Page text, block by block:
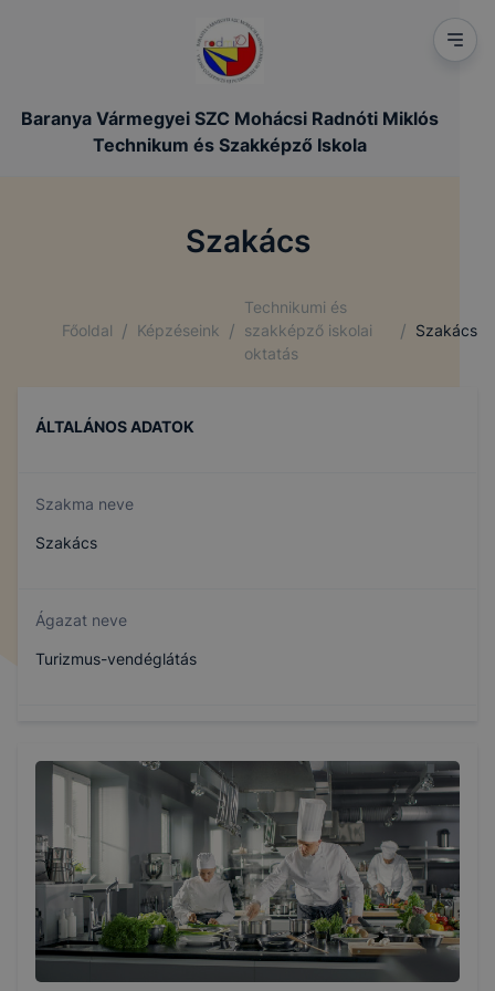
Baranya Vármegyei SZC Mohácsi Radnóti Miklós
Technikum és Szakképző Iskola
Szakács
Főoldal / Képzéseink /
Technikumi és
szakképző iskolai
oktatás
/ Szakács
ÁLTALÁNOS ADATOK
Szakma neve
Szakács
Ágazat neve
Turizmus-vendéglátás
410132305
Képzés időtartama
3 év
Választható szakmairányok: